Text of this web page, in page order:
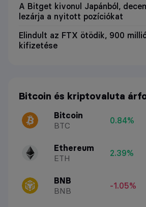
A Bitget kivonul Japánból,
lezárja a nyitott pozíciókat
Elindult az FTX ötödik, 900
kifizetése
Bitcoin és kriptovaluta
Bitcoin
BTC
0.84%
Ethereum
ETH
2.39%
BNB
BNB
-1.05%